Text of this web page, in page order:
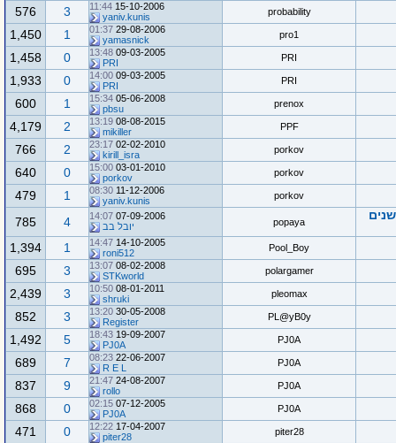
probability
15-10-2006
11:44
yaniv.kunis
3
576
pro1
29-08-2006
01:37
yamasnick
1
1,450
PRI
09-03-2005
13:48
PRI
0
1,458
PRI
09-03-2005
14:00
PRI
0
1,933
prenox
05-06-2008
15:34
pbsu
1
600
PPF
08-08-2015
13:19
mikiller
2
4,179
porkov
02-02-2010
23:17
kirill_isra
2
766
porkov
03-01-2010
15:00
porkov
0
640
porkov
11-12-2006
08:30
yaniv.kunis
1
479
popaya
07-09-2006
14:07
יובל בב
4
785
Pool_Boy
14-10-2005
14:47
roni512
1
1,394
polargamer
08-02-2008
13:07
STKworld
3
695
pleomax
08-01-2011
10:50
shruki
3
2,439
PL@yB0y
30-05-2008
13:20
Register
3
852
PJ0A
19-09-2007
18:43
PJ0A
5
1,492
PJ0A
22-06-2007
08:23
R E L
7
689
PJ0A
24-08-2007
21:47
rollo
9
837
PJ0A
07-12-2005
02:15
PJ0A
0
868
piter28
17-04-2007
12:22
piter28
0
471